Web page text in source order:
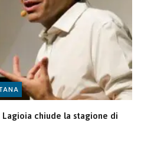
chiude la stagione di